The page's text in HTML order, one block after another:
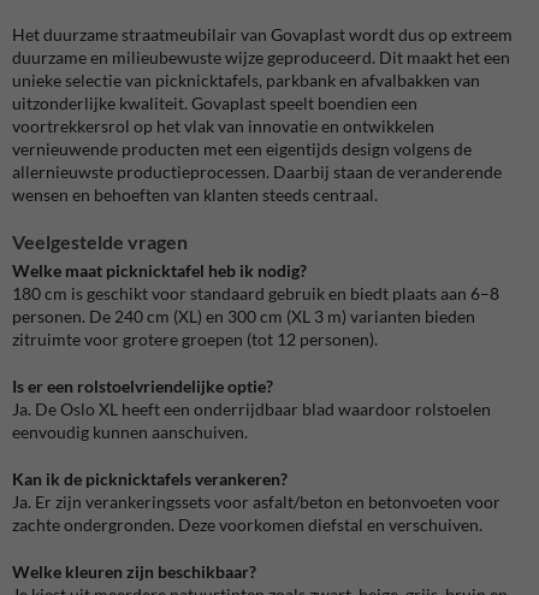
Het duurzame straatmeubilair van Govaplast wordt dus op extreem
duurzame en milieubewuste wijze geproduceerd. Dit maakt het een
unieke selectie van picknicktafels, parkbank en afvalbakken van
uitzonderlijke kwaliteit. Govaplast speelt boendien een
voortrekkersrol op het vlak van innovatie en ontwikkelen
vernieuwende producten met een eigentijds design volgens de
allernieuwste productieprocessen. Daarbij staan de veranderende
wensen en behoeften van klanten steeds centraal.
Veelgestelde vragen
Welke maat picknicktafel heb ik nodig?
180 cm is geschikt voor standaard gebruik en biedt plaats aan 6–8
personen. De 240 cm (XL) en 300 cm (XL 3 m) varianten bieden
zitruimte voor grotere groepen (tot 12 personen).
Is er een rolstoelvriendelijke optie?
Ja. De Oslo XL heeft een onderrijdbaar blad waardoor rolstoelen
eenvoudig kunnen aanschuiven.
Kan ik de picknicktafels verankeren?
Ja. Er zijn verankeringssets voor asfalt/beton en betonvoeten voor
zachte ondergronden. Deze voorkomen diefstal en verschuiven.
Welke kleuren zijn beschikbaar?